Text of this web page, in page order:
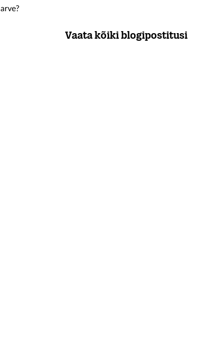
arve?
Vaata kõiki blogipostitusi